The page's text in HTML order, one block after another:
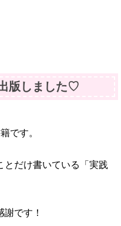
版しました♡
です。
とだけ書いている「実践
です！